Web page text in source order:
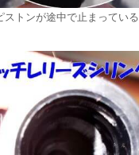
ストンが途中で止まっている